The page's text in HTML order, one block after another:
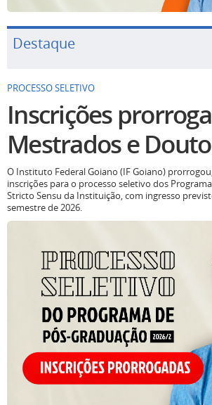
Destaque
PROCESSO SELETIVO
Inscrições
Mestrados e
O Instituto Federal Goiano (IF Goiano)
inscrições para o processo seletivo dos
Stricto Sensu da Instituição, com ingresso
semestre de 2026.